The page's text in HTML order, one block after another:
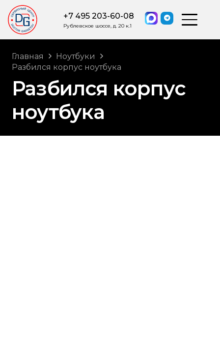
+7 495 203-60-08
Рублевское шоссе, д. 20 к.1
Главная
Ноутбуки
Разбился корпус ноутбука
Разбился корпус
ноутбука